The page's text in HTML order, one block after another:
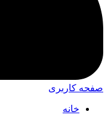
صفحه کاربری
خانه